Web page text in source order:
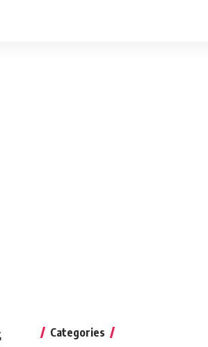
Categories